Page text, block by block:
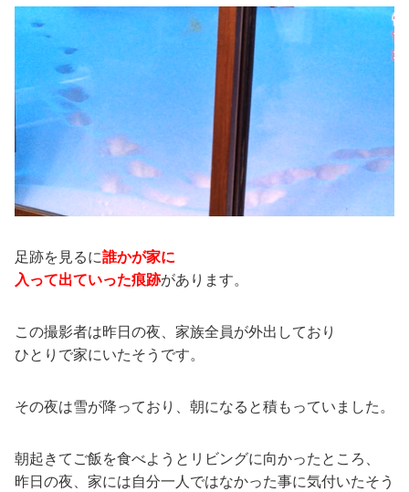
足跡を見るに誰かが家に
入って出ていった痕跡があります。
この撮影者は昨日の夜、家族全員が外出しており
ひとりで家にいたそうです。
その夜は雪が降っており、朝になると積もっていました。
朝起きてご飯を食べようとリビングに向かったところ、
昨日の夜、家には自分一人ではなかった事に気付いたそう